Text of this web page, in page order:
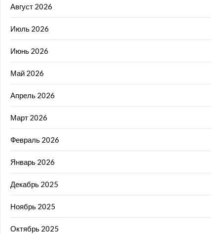
Август 2026
Июль 2026
Июнь 2026
Май 2026
Апрель 2026
Март 2026
Февраль 2026
Январь 2026
Декабрь 2025
Ноябрь 2025
Октябрь 2025